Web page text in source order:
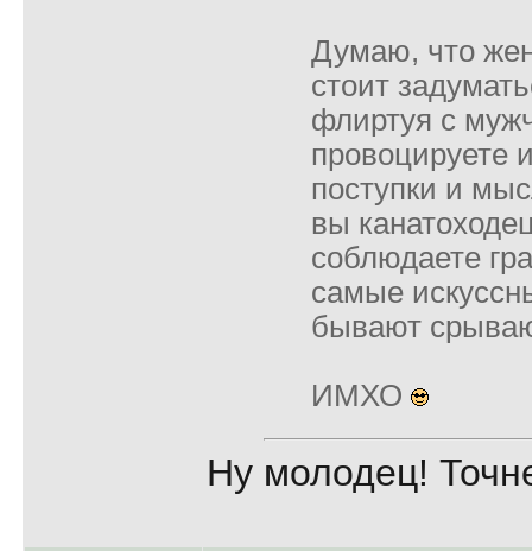
Думаю, что
стоит
флиртуя с
провоцируете
поступки и
вы
соблюдаете
самые
бывают
ИМХО
Ну молодец!